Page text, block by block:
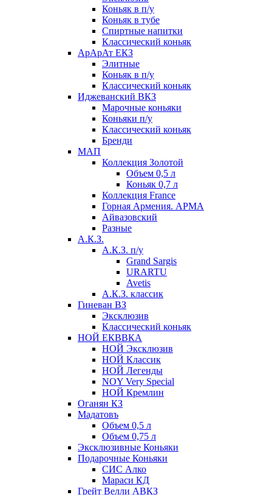
Коньяк в п/у
Коньяк в тубе
Спиртные напитки
Классический коньяк
АрАрАт ЕКЗ
Элитные
Коньяк в п/у
Классический коньяк
Иджеванский ВКЗ
Марочные коньяки
Коньяки п/у
Классический коньяк
Бренди
МАП
Коллекция Золотой
Объем 0,5 л
Коньяк 0,7 л
Коллекция France
Горная Армения. АРМА
Айвазовский
Разные
А.К.З.
А.К.З. п/у
Grand Sargis
URARTU
Avetis
А.К.З. классик
Гиневан ВЗ
Эксклюзив
Классический коньяк
НОЙ ЕКВВКА
НОЙ Эксклюзив
НОЙ Классик
НОЙ Легенды
NOY Very Speсial
НОЙ Кремлин
Оганян КЗ
Мадатовъ
Объем 0,5 л
Объем 0,75 л
Эксклюзивные Коньяки
Подарочные Коньяки
СИС Алко
Мараси КД
Грейт Велли АВКЗ